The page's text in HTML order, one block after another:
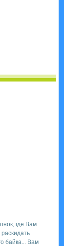
где Вам
байка... Вам